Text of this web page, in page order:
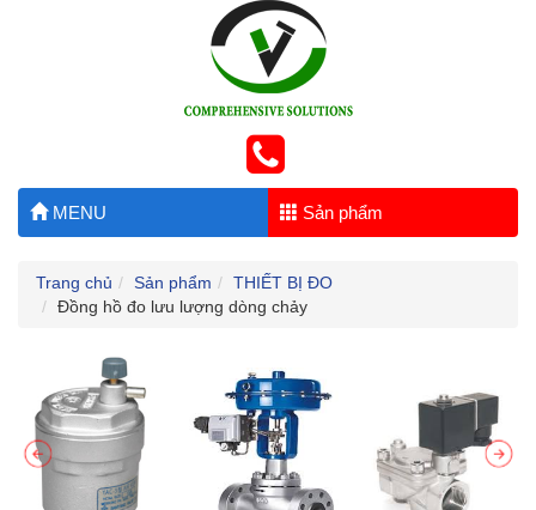
MENU Sản phẩm
Trang chủ Sản phẩm
THIẾT BỊ ĐO
Đồng hồ đo lưu lượng dòng chảy